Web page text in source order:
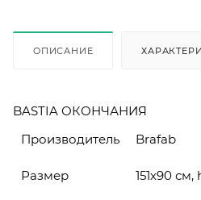
ОПИСАНИЕ
BASTIA ОКОНЧАНИЯ
Производитель
Brafab
Размер 151х90